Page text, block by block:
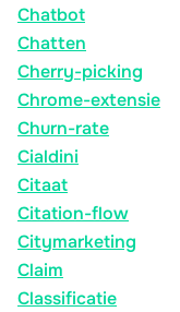
Chatbot
Chatten
Cherry-picking
Chrome-extensie
Churn-rate
Cialdini
Citaat
Citation-flow
Citymarketing
Claim
Classificatie